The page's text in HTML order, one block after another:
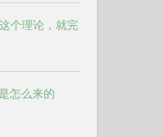
个理论，就完
怎么来的